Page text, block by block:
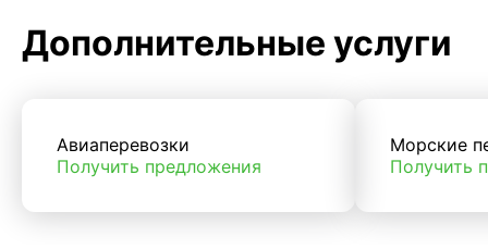
Дополнительные услуги
Авиаперевозки
Получить предложения
Морские
Получить